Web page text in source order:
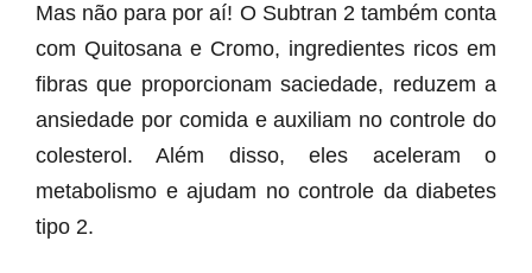
Mas não para por aí! O Subtran 2 também conta
com Quitosana e Cromo, ingredientes ricos em
fibras que proporcionam saciedade, reduzem a
ansiedade por comida e auxiliam no controle do
colesterol. Além disso, eles aceleram o
metabolismo e ajudam no controle da diabetes
tipo 2.